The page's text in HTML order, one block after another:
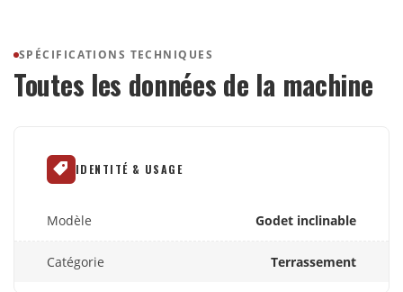
SPÉCIFICATIONS TECHNIQUES
Toutes les données de la machine
IDENTITÉ & USAGE
Modèle Godet inclinable
Catégorie Terrassement